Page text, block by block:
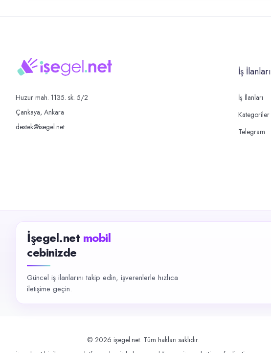
Huzur mah. 1135. sk. 5/2
Çankaya, Ankara
destek@isegel.net
İş İlanları
İş İlanları
Kategoriler
Telegram
İşegel.net mobil
cebinizde
Güncel iş ilanlarını takip edin, işverenlerle hızlıca
iletişime geçin.
© 2026 işegel.net. Tüm hakları saklıdır.